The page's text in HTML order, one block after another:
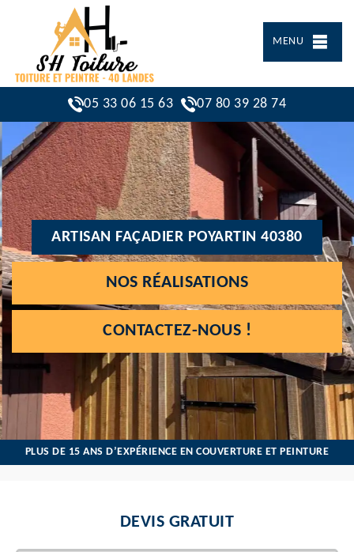
MENU
05 33 06 15 63 07 80 39 28 74
ARTISAN FAÇADIER POYARTIN 40380
NOS RÉALISATIONS
CONTACTEZ-NOUS !
PLUS DE 15 ANS D’EXPÉRIENCE EN COUVERTURE ET PEINTURE
DEVIS GRATUIT